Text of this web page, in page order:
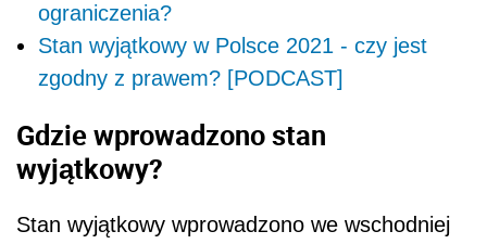
ograniczenia?
Stan wyjątkowy w Polsce 2021 - czy jest
zgodny z prawem? [PODCAST]
Gdzie wprowadzono stan
wyjątkowy?
Stan wyjątkowy wprowadzono we wschodniej